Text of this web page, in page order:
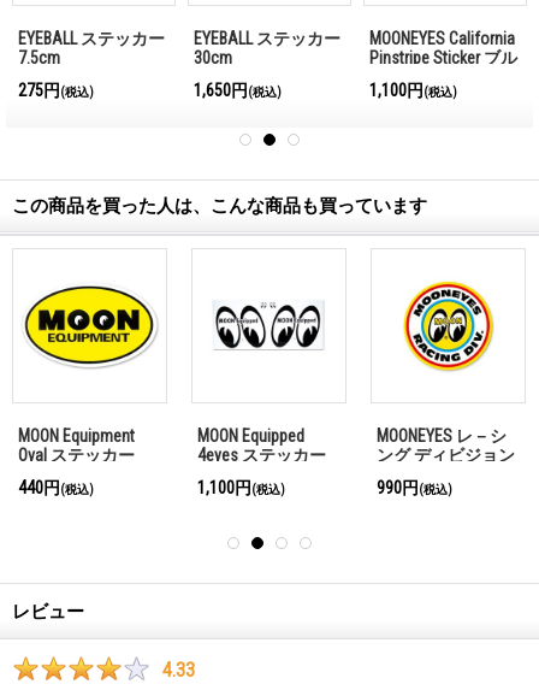
EYEBALL ステッカー
7.5cm
275円 (税込)
EYEBALL ステッカー
30cm
1,650円 (税込)
MOONEYES California
Pinstripe Sticker ブル
1,100円 (税込)
この商品を買った人は、こんな商品も買っています
MOON Equipment
Oval ステッカー
440円 (税込)
MOON Equipped
4eyes ステッカー
1,100円 (税込)
MOONEYES レ－シ
ング ディビジョン
990円 (税込)
レビュー
4.33